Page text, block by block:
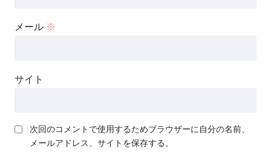
メール ※
サイト
次回のコメントで使用するためブラウザーに自分の名前、
メールアドレス、サイトを保存する。